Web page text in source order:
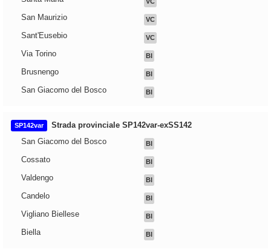
San Maurizio VC
Sant'Eusebio VC
Via Torino BI
Brusnengo BI
San Giacomo del Bosco BI
SP142var
Strada provinciale SP142var-exSS142
San Giacomo del Bosco
BI
Cossato BI
Valdengo BI
Candelo BI
Vigliano Biellese BI
Biella BI